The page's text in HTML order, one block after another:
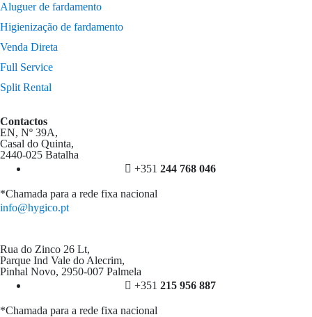
Aluguer de fardamento
Higienização de fardamento
Venda Direta
Full Service
Split Rental
Contactos
EN, Nº 39A,
Casal do Quinta,
2440-025 Batalha
+351 244 768 046
*Chamada para a rede fixa nacional
info@hygico.pt
Rua do Zinco 26 Lt,
Parque Ind Vale do Alecrim,
Pinhal Novo, 2950-007 Palmela
+351 215 956 887
*Chamada para a rede fixa nacional